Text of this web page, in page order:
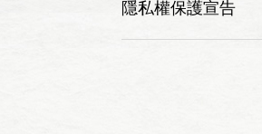
隱私權保護宣告